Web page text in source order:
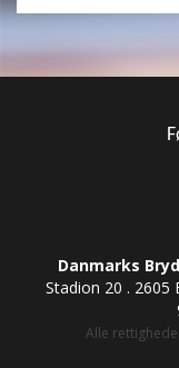
Danmarks
Stadion 20 . 2605
Alle